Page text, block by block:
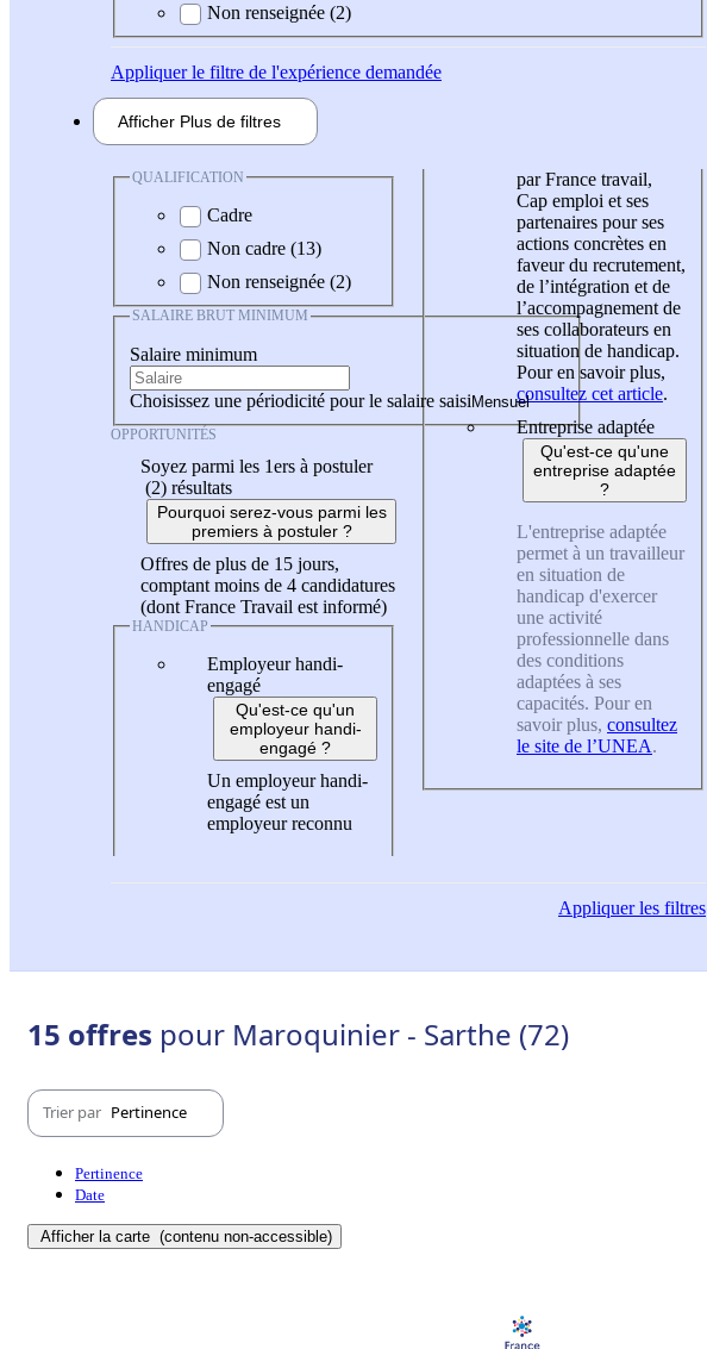
Non renseignée (2)
Appliquerle filtre de l'expérience demandée
Afficher Plus de filtres
QUALIFICATION
Cadre
Non cadre (13)
Non renseignée (2)
SALAIRE BRUT MINIMUM
Salaire minimum
Choisissez une périodicité pour le salaire saisi
OPPORTUNITÉS
Soyez parmi les 1ers à postuler
(2) résultats
Pourquoi serez-vous parmi les
premiers à postuler ?
Offres de plus de 15 jours,
comptant moins de 4 candidatures
(dont France Travail est informé)
HANDICAP
Employeur handi-
engagé
Qu'est-ce qu'un
employeur handi-
engagé ?
Un employeur handi-
engagé est un
employeur reconnu
par France travail,
Cap emploi et ses
partenaires pour ses
actions concrètes en
faveur du recrutement,
de l’intégration et de
l’accompagnement de
ses collaborateurs en
situation de handicap.
Pour en savoir plus,
consultez cet article.
Entreprise adaptée
Qu'est-ce qu'une
entreprise adaptée
?
L'entreprise adaptée
permet à un travailleur
en situation de
handicap d'exercer
une activité
professionnelle dans
des conditions
adaptées à ses
capacités. Pour en
savoir plus, consultez
le site de l’UNEA.
Appliquerles filtres
15 offres pour Maroquinier - Sarthe (72)
Trier par Pertinence
Pertinence
Date
Afficher la carte (contenu non-accessible)